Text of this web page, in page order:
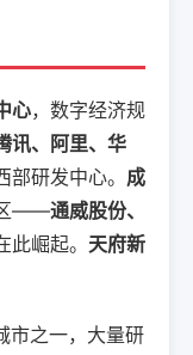
心，数字经济规
讯、阿里、华
研发中心。 成
区——通威股份、
崛起。 天府新
市之一，大量研